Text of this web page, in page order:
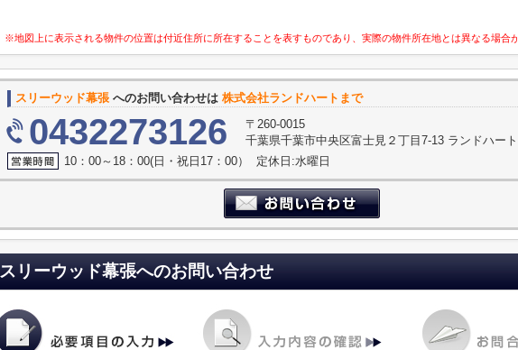
※地図上に表示される物件の位置は付近住所に所在することを表すものであり、実際の物件所在地とは異なる場合
スリーウッド幕張 へのお問い合わせは 株式会社ランドハートまで
0432273126
〒260-0015
千葉県千葉市中央区富士見２丁目7-13 ランドハー
10：00～18：00(日・祝日17：00） 定休日:水曜日
スリーウッド幕張へのお問い合わせ